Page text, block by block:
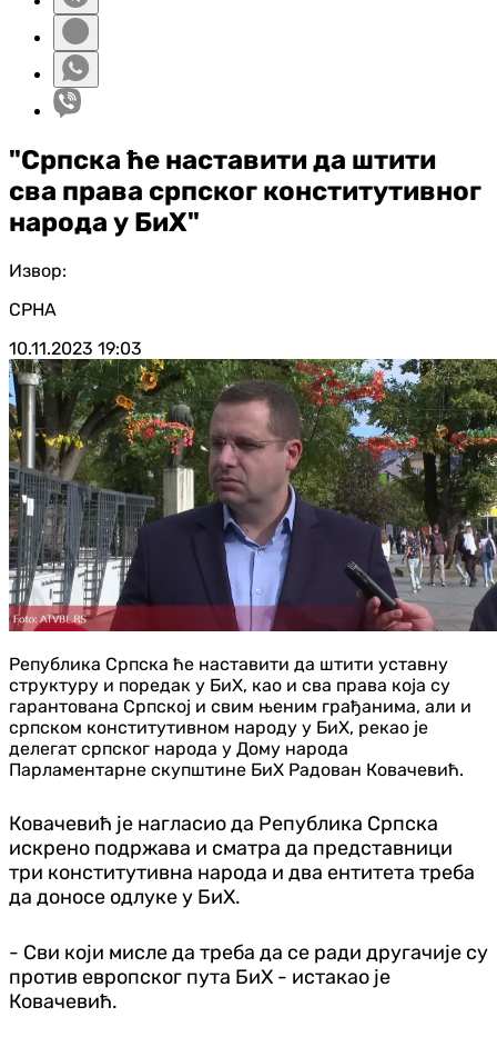
"Српска ће наставити да штити
сва права српског конститутивног
народа у БиХ"
Извор:
СРНА
10.11.2023 19:03
Република Српска ће наставити да штити уставну
структуру и поредак у БиХ, као и сва права која су
гарантована Српској и свим њеним грађанима, али и
српском конститутивном народу у БиХ, рекао је
делегат српског народа у Дому народа
Парламентарне скупштине БиХ Радован Ковачевић.
Ковачевић је нагласио да Република Српска
искрено подржава и сматра да представници
три конститутивна народа и два ентитета треба
да доносе одлуке у БиХ.
- Сви који мисле да треба да се ради другачије су
против европског пута БиХ - истакао је
Ковачевић.